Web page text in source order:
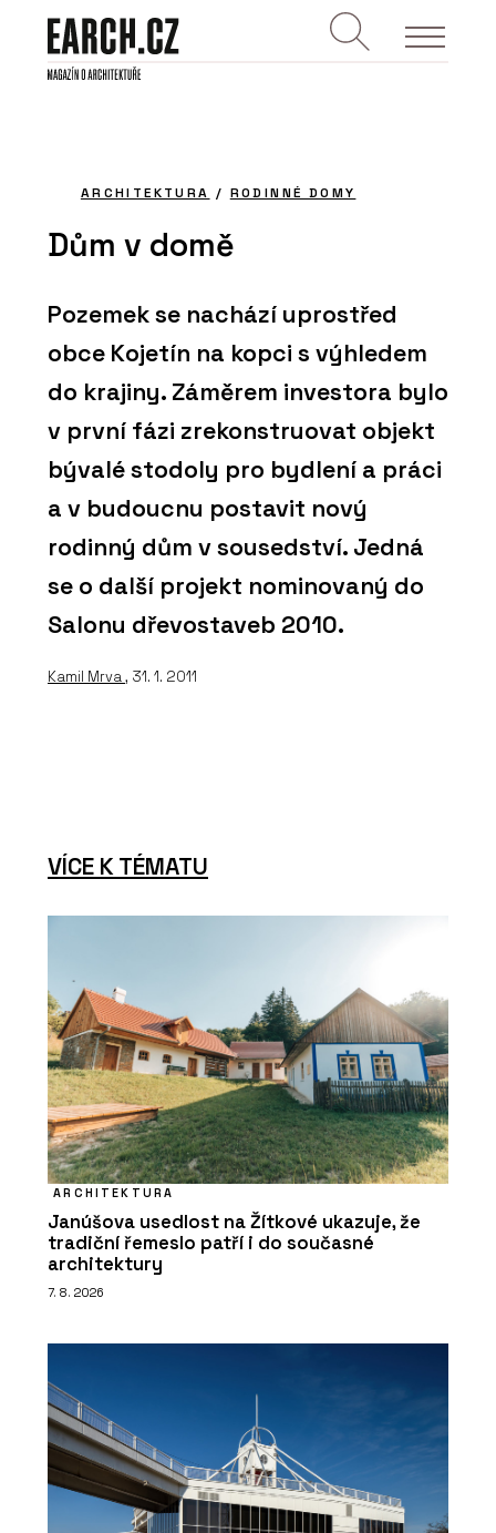
ARCHITEKTURA / RODINNÉ DOMY
Dům v domě
Pozemek se nachází uprostřed
obce Kojetín na kopci s výhledem
do krajiny. Záměrem investora bylo
v první fázi zrekonstruovat objekt
bývalé stodoly pro bydlení a práci
a v budoucnu postavit nový
rodinný dům v sousedství. Jedná
se o další projekt nominovaný do
Salonu dřevostaveb 2010.
Kamil Mrva, 31. 1. 2011
VÍCE K TÉMATU
ARCHITEKTURA
Janúšova usedlost na Žítkové ukazuje, že
tradiční řemeslo patří i do současné
architektury
7. 8. 2026